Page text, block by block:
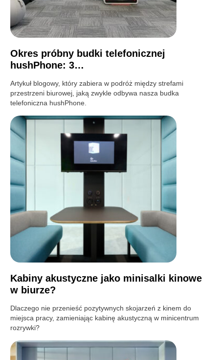
Okres próbny budki telefonicznej
hushPhone: 3…
Artykuł blogowy, który zabiera w podróż między strefami
przestrzeni biurowej, jaką zwykle odbywa nasza budka
telefoniczna hushPhone.
Kabiny akustyczne jako minisalki kinowe
w biurze?
Dlaczego nie przenieść pozytywnych skojarzeń z kinem do
miejsca pracy, zamieniając kabinę akustyczną w minicentrum
rozrywki?